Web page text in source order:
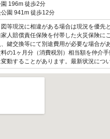
196m 徒歩2分
園 941m 徒歩12分
り図等現況に相違がある場合
人賠償責任保険を付帯した火災保険に
鍵交換等にて別途費用が必要な場合が
の1ヶ月分（消費税別）相当額を仲介
動することがあります。最新状況につ